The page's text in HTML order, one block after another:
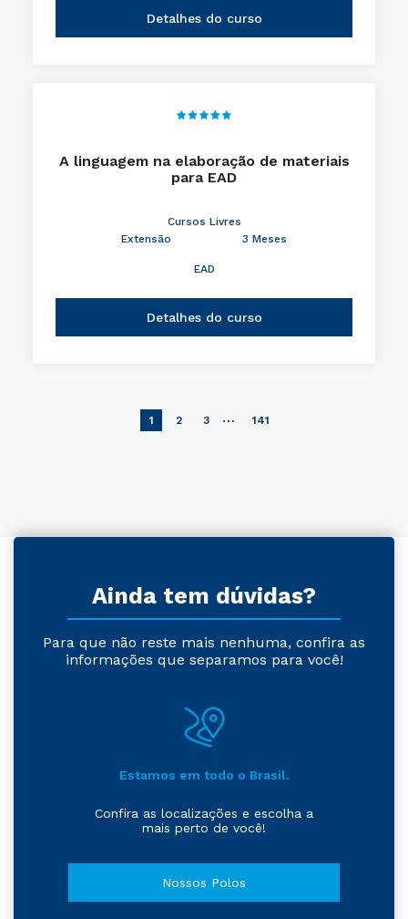
Detalhes do curso
A linguagem na elaboração de materiais
para EAD
Cursos Livres
Extensão
3 Meses
EAD
Detalhes do curso
1 2 3 … 141
Ainda tem dúvidas?
Para que não reste mais nenhuma, confira as
informações que separamos para você!
Estamos em todo o Brasil.
Confira as localizações e escolha a
mais perto de você!
Nossos Polos